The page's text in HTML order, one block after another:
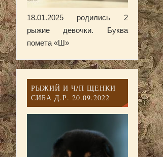
18.01.2025 родились 2
рыжие девочки. Буква
помета «Ш»
РЫЖИЙ И Ч/П ЩЕНКИ
СИБА Д.Р. 20.09.2022